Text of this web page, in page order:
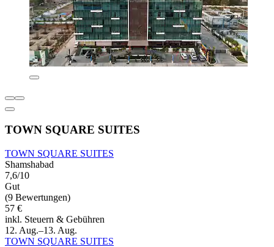
TOWN SQUARE SUITES
TOWN SQUARE SUITES
Shamshabad
7,6/10
Gut
(9 Bewertungen)
57 €
inkl. Steuern & Gebühren
12. Aug.–13. Aug.
TOWN SQUARE SUITES